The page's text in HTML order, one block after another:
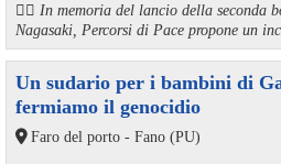
🏳️‍🌈 In memoria del lancio della seconda
Nagasaki, Percorsi di Pace propone un
Un sudario per i bambini di
fermiamo il genocidio
Faro del porto - Fano (PU)